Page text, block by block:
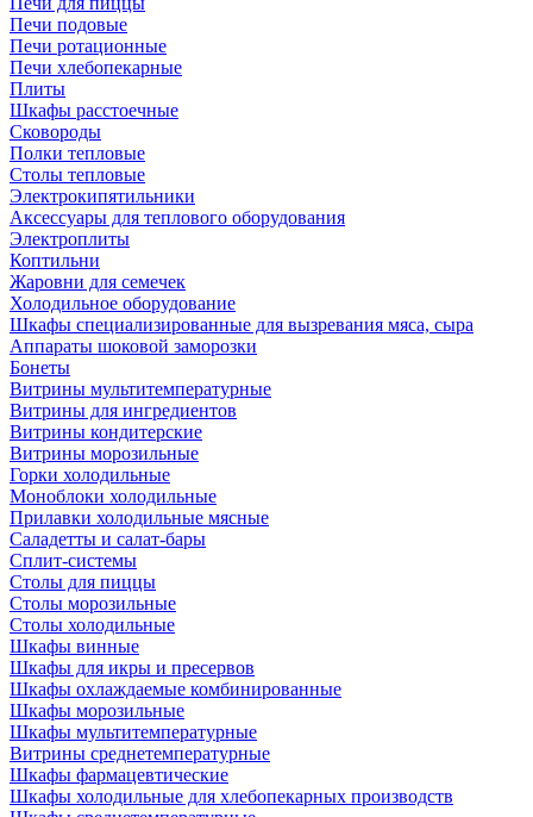
Печи подовые
Печи ротационные
Печи хлебопекарные
Плиты
Шкафы расстоечные
Сковороды
Полки тепловые
Столы тепловые
Электрокипятильники
Аксессуары для теплового оборудования
Электроплиты
Коптильни
Жаровни для семечек
Холодильное оборудование
Шкафы специализированные для вызревания мяса, сыра
Аппараты шоковой заморозки
Бонеты
Витрины мультитемпературные
Витрины для ингредиентов
Витрины кондитерские
Витрины морозильные
Горки холодильные
Моноблоки холодильные
Прилавки холодильные мясные
Саладетты и салат-бары
Сплит-системы
Столы для пиццы
Столы морозильные
Столы холодильные
Шкафы винные
Шкафы для икры и пресервов
Шкафы охлаждаемые комбинированные
Шкафы морозильные
Шкафы мультитемпературные
Витрины среднетемпературные
Шкафы фармацевтические
Шкафы холодильные для хлебопекарных производств